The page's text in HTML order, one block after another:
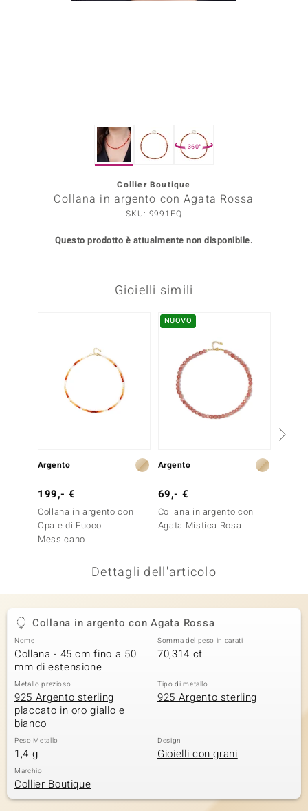
Classics
360°
Collier Boutique
Collana in argento con Agata Rossa
SKU: 9991EQ
Questo prodotto è attualmente non disponibile.
Gioielli simili
Argento
199,- €
Collana in argento con
Opale di Fuoco
Messicano
NUOVO
Argento
69,- €
Collana in argento con
Agata Mistica Rosa
Dettagli dell'articolo
Collana in argento con Agata Rossa
Nome
Collana - 45 cm fino a 50
mm di estensione
Somma del peso in carati
70,314 ct
Metallo prezioso
925 Argento sterling
placcato in oro giallo e
bianco
Tipo di metallo
925 Argento sterling
Peso Metallo
1,4 g
Design
Gioielli con grani
Marchio
Collier Boutique